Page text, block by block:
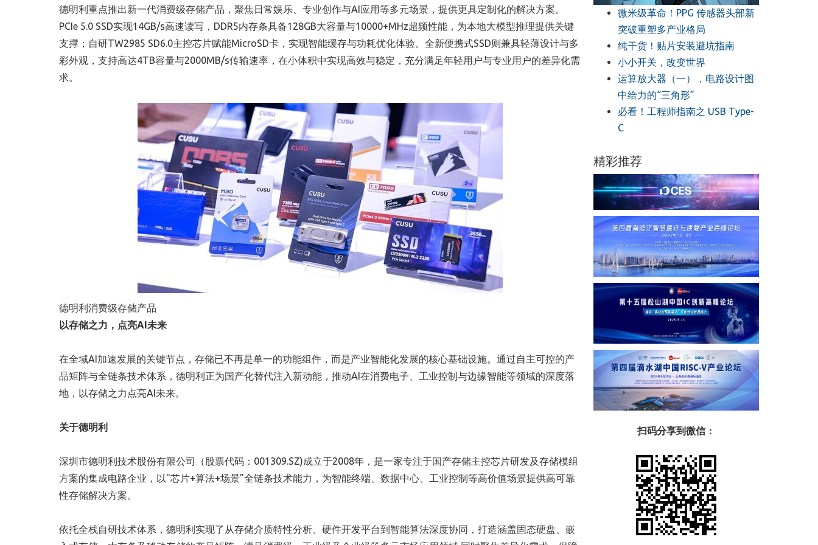
德明利重点推出新一代消费级存储产品，聚焦日常娱乐、专业创作与AI应用等多元场景，提供更具定制化的解决方案。
PCIe 5.0 SSD实现14GB/s高速读写，DDR5内存条具备128GB大容量与10000+MHz超频性能，为本地大模型推理提供关键
支撑；自研TW2985 SD6.0主控芯片赋能MicroSD卡，实现智能缓存与功耗优化体验。全新便携式SSD则兼具轻薄设计与多
彩外观，支持高达4TB容量与2000MB/s传输速率，在小体积中实现高效与稳定，充分满足年轻用户与专业用户的差异化需
求。
德明利消费级存储产品
以存储之力，点亮AI未来
在全域AI加速发展的关键节点，存储已不再是单一的功能组件，而是产业智能化发展的核心基础设施。通过自主可控的产
品矩阵与全链条技术体系，德明利正为国产化替代注入新动能，推动AI在消费电子、工业控制与边缘智能等领域的深度落
地，以存储之力点亮AI未来。
关于德明利
深圳市德明利技术股份有限公司（股票代码：001309.SZ)成立于2008年，是一家专注于国产存储主控芯片研发及存储模组
方案的集成电路企业，以"芯片+算法+场景"全链条技术能力，为智能终端、数据中心、工业控制等高价值场景提供高可靠
性存储解决方案。
依托全栈自研技术体系，德明利实现了从存储介质特性分析、硬件开发平台到智能算法深度协同，打造涵盖固态硬盘、嵌
微米级革命！PPG 传感器头部新
突破重塑多产业格局
纯干货！贴片安装避坑指南
小小开关，改变世界
运算放大器（一），电路设计图
中给力的“三角形”
必看！工程师指南之 USB Type-
C
精彩推荐
扫码分享到微信：